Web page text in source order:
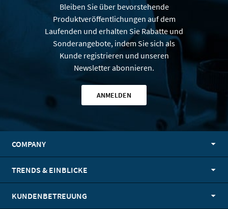
Bleiben Sie über bevorstehende
Produktveröffentlichungen auf dem
Laufenden und erhalten Sie Rabatte und
Sonderangebote, indem Sie sich als
Kunde registrieren und unseren
Newsletter abonnieren.
ANMELDEN
COMPANY
TRENDS & EINBLICKE
KUNDENBETREUUNG